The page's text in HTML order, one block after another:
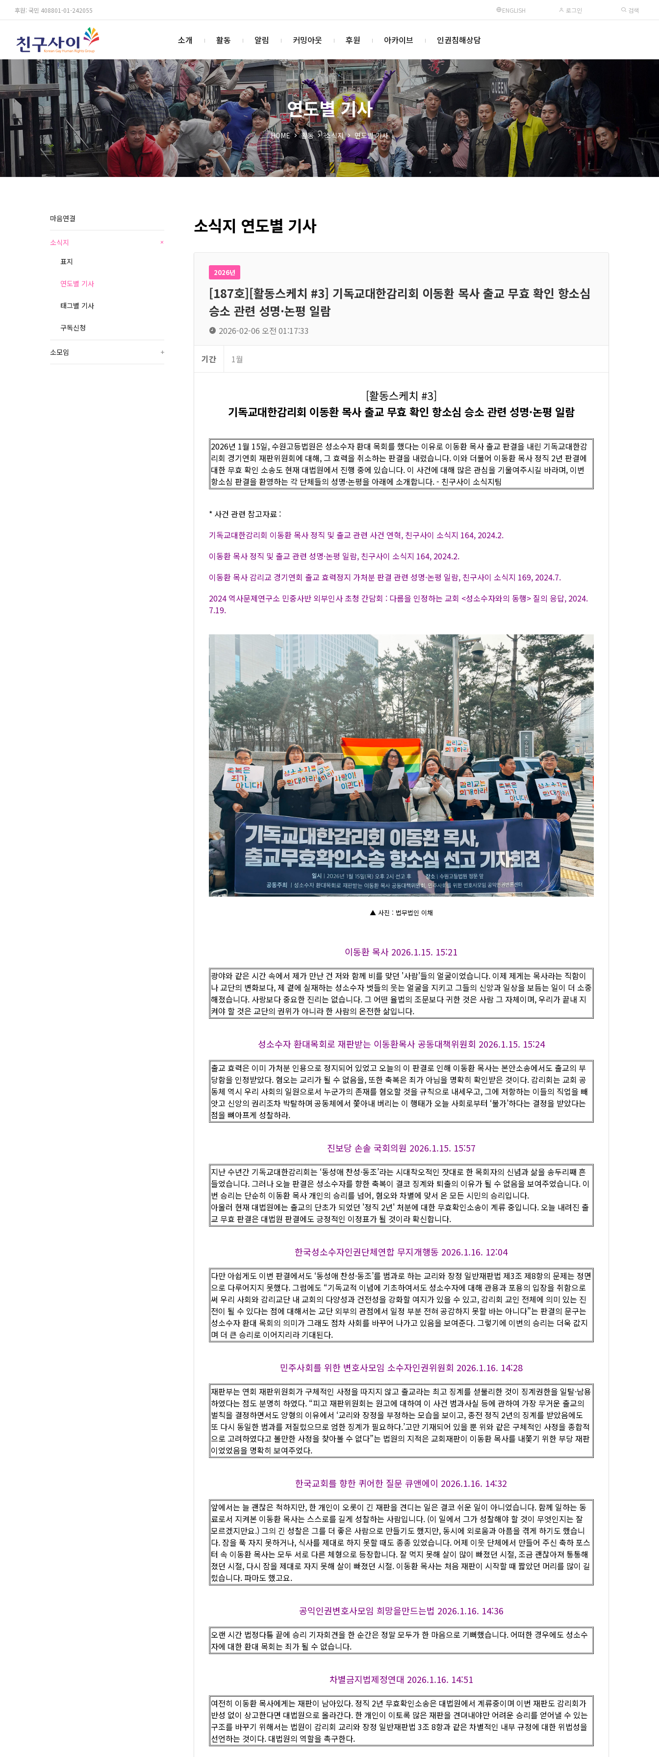
후원: 국민 408801-01-242055 ENGLISH 로그인 검색
소개 활동 알림 커밍아웃 후원 아카이브 인권침해상담
연도별 기사
HOME 활동 소식지 연도별 기사
마음연결
소식지 +
표지
연도별 기사
태그별 기사
구독신청
소모임 +
소식지 연도별 기사
2026년
[187호][활동스케치 #3] 기독교대한감리회 이동환 목사 출교 무효 확인 항소심
승소 관련 성명·논평 일람
2026-02-06 오전 01:17:33
기간 1월
[활동스케치 #3]
기독교대한감리회 이동환 목사 출교 무효 확인 항소심 승소 관련 성명·논평 일람
2026년 1월 15일, 수원고등법원은 성소수자 환대 목회를 했다는 이유로 이동환 목사 출교 판결을 내린 기독교대한감
리회 경기연회 재판위원회에 대해, 그 효력을 취소하는 판결을 내렸습니다. 이와 더불어 이동환 목사 정직 2년 판결에
대한 무효 확인 소송도 현재 대법원에서 진행 중에 있습니다. 이 사건에 대해 많은 관심을 기울여주시길 바라며, 이번
항소심 판결을 환영하는 각 단체들의 성명·논평을 아래에 소개합니다. - 친구사이 소식지팀
* 사건 관련 참고자료 :
기독교대한감리회 이동환 목사 정직 및 출교 관련 사건 연혁, 친구사이 소식지 164, 2024.2.
이동환 목사 정직 및 출교 관련 성명·논평 일람, 친구사이 소식지 164, 2024.2.
이동환 목사 감리교 경기연회 출교 효력정지 가처분 판결 관련 성명·논평 일람, 친구사이 소식지 169, 2024.7.
2024 역사문제연구소 민중사반 외부인사 초청 간담회 : 다름을 인정하는 교회 <성소수자와의 동행> 질의 응답, 2024.
7.19.
▲ 사진 : 법무법인 이채
이동환 목사 2026.1.15. 15:21
광야와 같은 시간 속에서 제가 만난 건 저와 함께 비를 맞던 '사람'들의 얼굴이었습니다. 이제 제게는 목사라는 직함이
나 교단의 변화보다, 제 곁에 실재하는 성소수자 벗들의 웃는 얼굴을 지키고 그들의 신앙과 일상을 보듬는 일이 더 소중
해졌습니다. 사랑보다 중요한 진리는 없습니다. 그 어떤 율법의 조문보다 귀한 것은 사람 그 자체이며, 우리가 끝내 지
켜야 할 것은 교단의 권위가 아니라 한 사람의 온전한 삶입니다.
성소수자 환대목회로 재판받는 이동환목사 공동대책위원회 2026.1.15. 15:24
출교 효력은 이미 가처분 인용으로 정지되어 있었고 오늘의 이 판결로 인해 이동환 목사는 본안소송에서도 출교의 부
당함을 인정받았다. 혐오는 교리가 될 수 없음을, 또한 축복은 죄가 아님을 명확히 확인받은 것이다. 감리회는 교회 공
동체 역시 우리 사회의 일원으로서 누군가의 존재를 혐오할 것을 규칙으로 내세우고, 그에 저항하는 이들의 직업을 빼
앗고 신앙의 권리조차 박탈하며 공동체에서 쫓아내 버리는 이 행태가 오늘 사회로부터 ‘불가’하다는 결정을 받았다는
점을 뼈아프게 성찰하라.
진보당 손솔 국회의원 2026.1.15. 15:57
지난 수년간 기독교대한감리회는 ‘동성애 찬성·동조’라는 시대착오적인 잣대로 한 목회자의 신념과 삶을 송두리째 흔
들었습니다. 그러나 오늘 판결은 성소수자를 향한 축복이 결코 징계와 퇴출의 이유가 될 수 없음을 보여주었습니다. 이
번 승리는 단순히 이동환 목사 개인의 승리를 넘어, 혐오와 차별에 맞서 온 모든 시민의 승리입니다.
아울러 현재 대법원에는 출교의 단초가 되었던 '정직 2년' 처분에 대한 무효확인소송이 계류 중입니다. 오늘 내려진 출
교 무효 판결은 대법원 판결에도 긍정적인 이정표가 될 것이라 확신합니다.
한국성소수자인권단체연합 무지개행동 2026.1.16. 12:04
다만 아쉽게도 이번 판결에서도 ‘동성애 찬성·동조’를 범과로 하는 교리와 장정 일반재판법 제3조 제8항의 문제는 정면
으로 다루어지지 못했다. 그럼에도 “기독교적 이념에 기초하여서도 성소수자에 대해 관용과 포용의 입장을 취함으로
써 우리 사회와 감리교단 내 교회의 다양성과 건전성을 강화할 여지가 있을 수 있고, 감리회 교인 전체에 의미 있는 진
전이 될 수 있다는 점에 대해서는 교단 외부의 관점에서 일정 부분 전혀 공감하지 못할 바는 아니다”는 판결의 문구는
성소수자 환대 목회의 의미가 그래도 점차 사회를 바꾸어 나가고 있음을 보여준다. 그렇기에 이번의 승리는 더욱 값지
며 더 큰 승리로 이어지리라 기대된다.
민주사회를 위한 변호사모임 소수자인권위원회 2026.1.16. 14:28
재판부는 연회 재판위원회가 구체적인 사정을 따지지 않고 출교라는 최고 징계를 섣불리한 것이 징계권한을 일탈·남용
하였다는 점도 분명히 하였다. “피고 재판위원회는 원고에 대하여 이 사건 범과사실 등에 관하여 가장 무거운 출교의
벌칙을 결정하면서도 양형의 이유에서 ‘교리와 장정을 부정하는 모습을 보이고, 종전 정직 2년의 징계를 받았음에도
또 다시 동일한 범과를 저질렀으므로 엄한 징계가 필요하다.’고만 기재되어 있을 뿐 위와 같은 구체적인 사정을 종합적
으로 고려하였다고 볼만한 사정을 찾아볼 수 없다”는 법원의 지적은 교회재판이 이동환 목사를 내쫓기 위한 부당 재판
이었었음을 명확히 보여주었다.
한국교회를 향한 퀴어한 질문 큐앤에이 2026.1.16. 14:32
앞에서는 늘 괜찮은 척하지만, 한 개인이 오롯이 긴 재판을 견디는 일은 결코 쉬운 일이 아니었습니다. 함께 일하는 동
료로서 지켜본 이동환 목사는 스스로를 길게 성찰하는 사람입니다. (이 일에서 그가 성찰해야 할 것이 무엇인지는 잘
모르겠지만요.) 그의 긴 성찰은 그를 더 좋은 사람으로 만들기도 했지만, 동시에 외로움과 아픔을 겪게 하기도 했습니
다. 잠을 푹 자지 못하거나, 식사를 제대로 하지 못할 때도 종종 있었습니다. 어제 이웃 단체에서 만들어 주신 축하 포스
터 속 이동환 목사는 모두 서로 다른 체형으로 등장합니다. 잘 먹지 못해 살이 많이 빠졌던 시절, 조금 괜찮아져 통통해
졌던 시절, 다시 잠을 제대로 자지 못해 살이 빠졌던 시절. 이동환 목사는 처음 재판이 시작할 때 짧았던 머리를 많이 길
렀습니다. 파마도 했고요.
공익인권변호사모임 희망을만드는법 2026.1.16. 14:36
오랜 시간 법정다툼 끝에 승리 기자회견을 한 순간은 정말 모두가 한 마음으로 기뻐했습니다. 어떠한 경우에도 성소수
자에 대한 환대 목회는 죄가 될 수 없습니다.
차별금지법제정연대 2026.1.16. 14:51
여전히 이동환 목사에게는 재판이 남아있다. 정직 2년 무효확인소송은 대법원에서 계류중이며 이번 재판도 감리회가
반성 없이 상고한다면 대법원으로 올라간다. 한 개인이 이토록 많은 재판을 견뎌내야만 어려운 승리를 얻어낼 수 있는
구조를 바꾸기 위해서는 법원이 감리회 교리와 장정 일반재판법 3조 8항과 같은 차별적인 내부 규정에 대한 위법성을
선언하는 것이다. 대법원의 역할을 촉구한다.